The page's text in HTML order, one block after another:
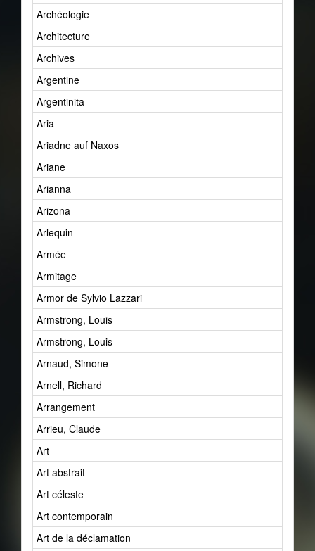
Archéologie
Architecture
Archives
Argentine
Argentinita
Aria
Ariadne auf Naxos
Ariane
Arianna
Arizona
Arlequin
Armée
Armitage
Armor de Sylvio Lazzari
Armstrong, Louis
Armstrong, Louis
Arnaud, Simone
Arnell, Richard
Arrangement
Arrieu, Claude
Art
Art abstrait
Art céleste
Art contemporain
Art de la déclamation